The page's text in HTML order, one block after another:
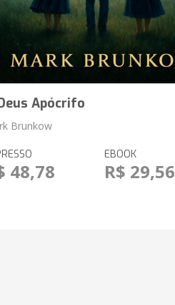
Apócrifo
Brunkow
48,78
EBOOK
R$ 29,56